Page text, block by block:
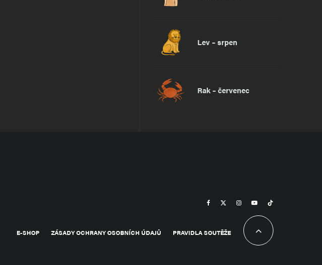
Lev – srpen
Rak – červenec
E-SHOP ZÁSADY OCHRANY OSOBNÍCH ÚDAJŮ PRAVIDLA SOUTĚŽE